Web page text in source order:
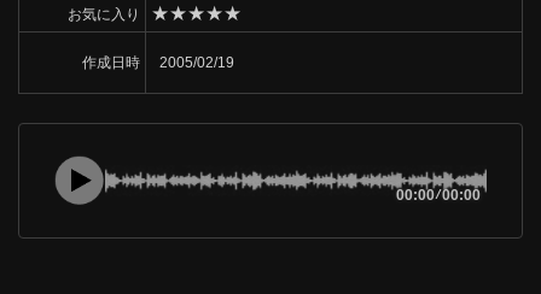
お気に入り ★★★★★
作成日時 2005/02/19
00:00/00:00